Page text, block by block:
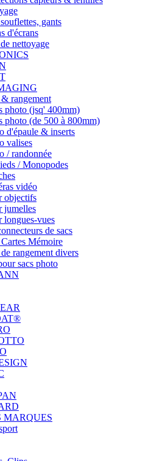
gants
d'écrans
nettoyage
rangement
photo (jsq' 400mm)
photo (de 500 à 800mm)
d'épaule & inserts
valises
/ randonnée
/ Monopodes
vidéo
objectifs
jumelles
longues-vues
de sacs
Mémoire
rangement divers
sacs photo
MARQUES